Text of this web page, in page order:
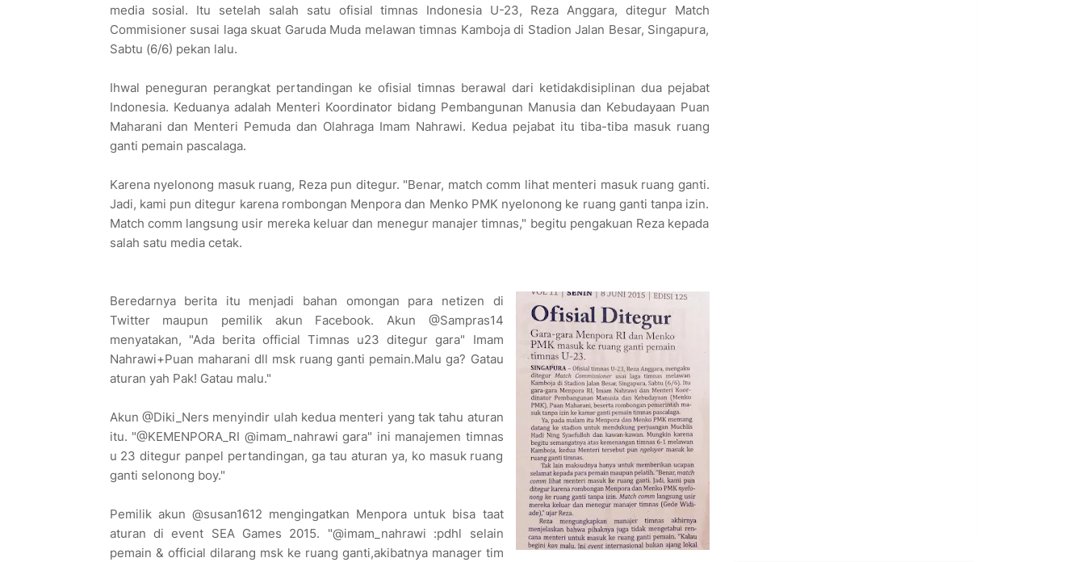
media sosial. Itu setelah salah satu ofisial timnas Indonesia U-23, Reza Anggara, ditegur Match
Commisioner susai laga skuat Garuda Muda melawan timnas Kamboja di Stadion Jalan Besar, Singapura,
Sabtu (6/6) pekan lalu.
Ihwal peneguran perangkat pertandingan ke ofisial timnas berawal dari ketidakdisiplinan dua pejabat
Indonesia. Keduanya adalah Menteri Koordinator bidang Pembangunan Manusia dan Kebudayaan Puan
Maharani dan Menteri Pemuda dan Olahraga Imam Nahrawi. Kedua pejabat itu tiba-tiba masuk ruang
ganti pemain pascalaga.
Karena nyelonong masuk ruang, Reza pun ditegur. "Benar, match comm lihat menteri masuk ruang ganti.
Jadi, kami pun ditegur karena rombongan Menpora dan Menko PMK nyelonong ke ruang ganti tanpa izin.
Match comm langsung usir mereka keluar dan menegur manajer timnas," begitu pengakuan Reza kepada
salah satu media cetak.
Beredarnya berita itu menjadi bahan omongan para netizen di
Twitter maupun pemilik akun Facebook. Akun ‏@Sampras14
menyatakan, "Ada berita official Timnas u23 ditegur gara" Imam
Nahrawi+Puan maharani dll msk ruang ganti pemain.Malu ga? Gatau
aturan yah Pak! Gatau malu."
Akun ‏@Diki_Ners menyindir ulah kedua menteri yang tak tahu aturan
itu. "@KEMENPORA_RI @imam_nahrawi gara" ini manajemen timnas
u 23 ditegur panpel pertandingan, ga tau aturan ya, ko masuk ruang
ganti selonong boy."
Pemilik akun ‏@susan1612 mengingatkan Menpora untuk bisa taat
aturan di event SEA Games 2015. "@imam_nahrawi :pdhl selain
pemain & official dilarang msk ke ruang ganti,akibatnya manager tim